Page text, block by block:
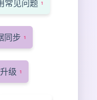
常见问题 1
同步 1
级 1